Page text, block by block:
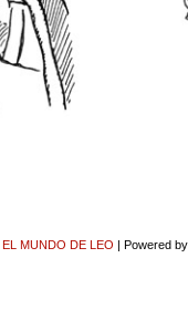
EL MUNDO DE LEO | Powered